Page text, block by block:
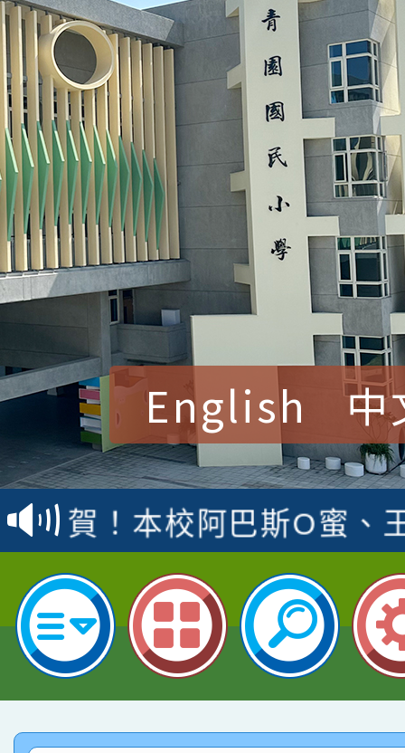
English 中
賀！本校參加桃園市中
賽 洪綺君教師榮獲社
名
賀！本校阿巴斯O蜜、
倩參加桃園市科展 國
名 指導老師王老師、
賀！本校四年二班張O
園市英語競賽國小朗讀
指導老師林老師
賀！本校參加桃園市中
賽 劉文瑛教師榮獲教
賀！本校參與2026世